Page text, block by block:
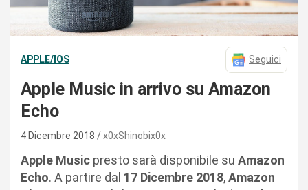
APPLE/IOS Seguici
Apple Music in arrivo su Amazon
Echo
4 Dicembre 2018 x0xShinobix0x
Apple Music presto sarà disponibile su Amazon
Echo. A partire dal 17 Dicembre 2018,Amazon